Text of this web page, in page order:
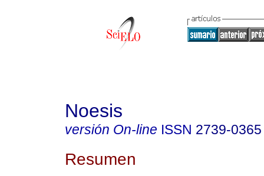
Noesis
versión On-line ISSN 2739-0365
Resumen